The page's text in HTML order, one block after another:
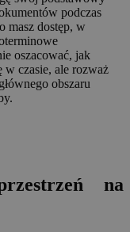
podczas
masz dostęp, w
oszacować, jak
w czasie, ale rozważ
obszaru
na